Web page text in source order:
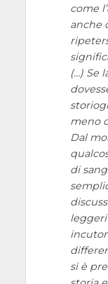
come
anche
(…) Se
meno
Dal
di
si è